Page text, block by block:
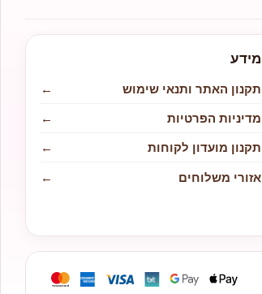
מידע
תקנון האתר ותנאי שימוש
←
מדיניות הפרטיות
←
תקנון מועדון לקוחות
←
אזורי משלוחים
←